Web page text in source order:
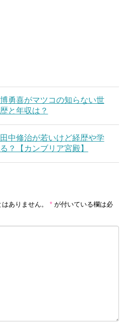
勇喜がマツコの知らない世
と年収は？
中修治が若いけど経歴や学
？【カンブリア宮殿】
ありません。 * が付いている欄は必